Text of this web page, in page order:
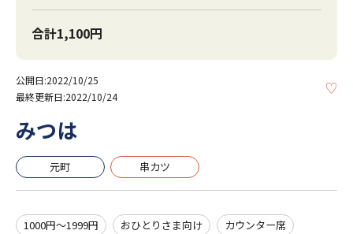
合計1,100円
公開日:2022/10/25
最終更新日:2022/10/24
みつは
元町 串カツ
1000円～1999円 おひとりさま向け
カウンター席